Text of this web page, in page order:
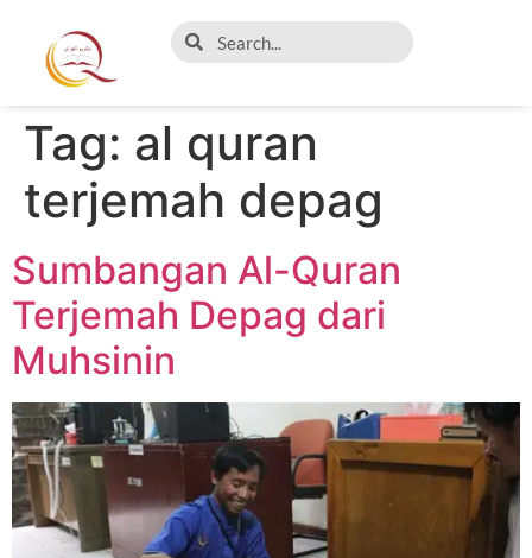
Tag: al quran
terjemah depag
Sumbangan Al-Quran
Terjemah Depag dari
Muhsinin